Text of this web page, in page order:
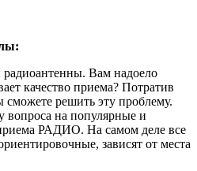
Вам надоело
качество приема? Потратив
решить эту проблему.
вопроса на популярные и
РАДИО. На самом деле все
зависят от места